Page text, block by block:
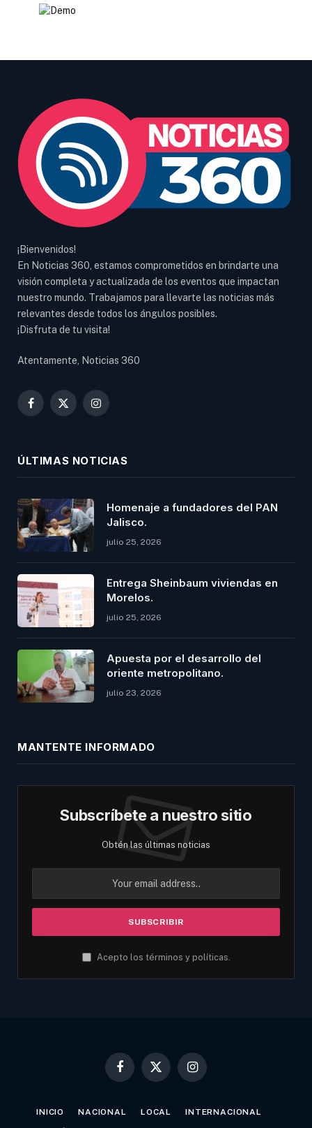
¡Bienvenidos!
En Noticias 360, estamos comprometidos en brindarte una
visión completa y actualizada de los eventos que impactan
nuestro mundo. Trabajamos para llevarte las noticias más
relevantes desde todos los ángulos posibles.
¡Disfruta de tu visita!
Atentamente, Noticias 360
Facebook
X
Instagram
ÚLTIMAS NOTICIAS
Homenaje a fundadores del PAN
Jalisco.
julio 25, 2026
Entrega Sheinbaum viviendas en
Morelos.
julio 25, 2026
Apuesta por el desarrollo del
oriente metropolitano.
julio 23, 2026
MANTENTE INFORMADO
Subscríbete a nuestro sitio
Obtén las últimas noticias
Acepto los términos y políticas.
Facebook
X
Instagram
INICIO NACIONAL LOCAL INTERNACIONAL